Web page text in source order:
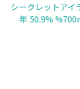
シークレットアイ
年 50.9%